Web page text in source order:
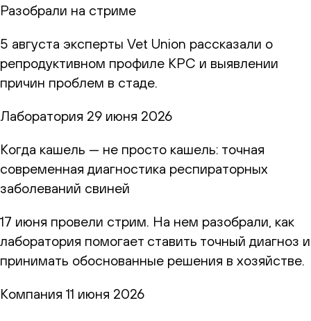
Разобрали на стриме
5 августа эксперты Vet Union рассказали о
репродуктивном профиле КРС и выявлении
причин проблем в стаде.
Лаборатория 29 июня 2026
Когда кашель — не просто кашель: точная
современная диагностика респираторных
заболеваний свиней
17 июня провели стрим. На нем разобрали, как
лаборатория помогает ставить точный диагноз и
принимать обоснованные решения в хозяйстве.
Компания 11 июня 2026